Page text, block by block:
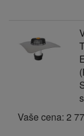
Vaše cena: 2